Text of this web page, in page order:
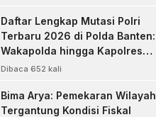
Daftar Lengkap Mutasi Polri
Terbaru 2026 di Polda Banten:
Wakapolda hingga Kapolres
Diganti
Dibaca 652 kali
Bima Arya: Pemekaran Wilayah
Tergantung Kondisi Fiskal